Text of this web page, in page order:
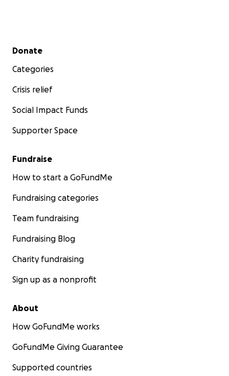
Secondary menu
Donate
Categories
Crisis relief
Social Impact Funds
Supporter Space
Fundraise
How to start a GoFundMe
Fundraising categories
Team fundraising
Fundraising Blog
Charity fundraising
Sign up as a nonprofit
About
How GoFundMe works
GoFundMe Giving Guarantee
Supported countries